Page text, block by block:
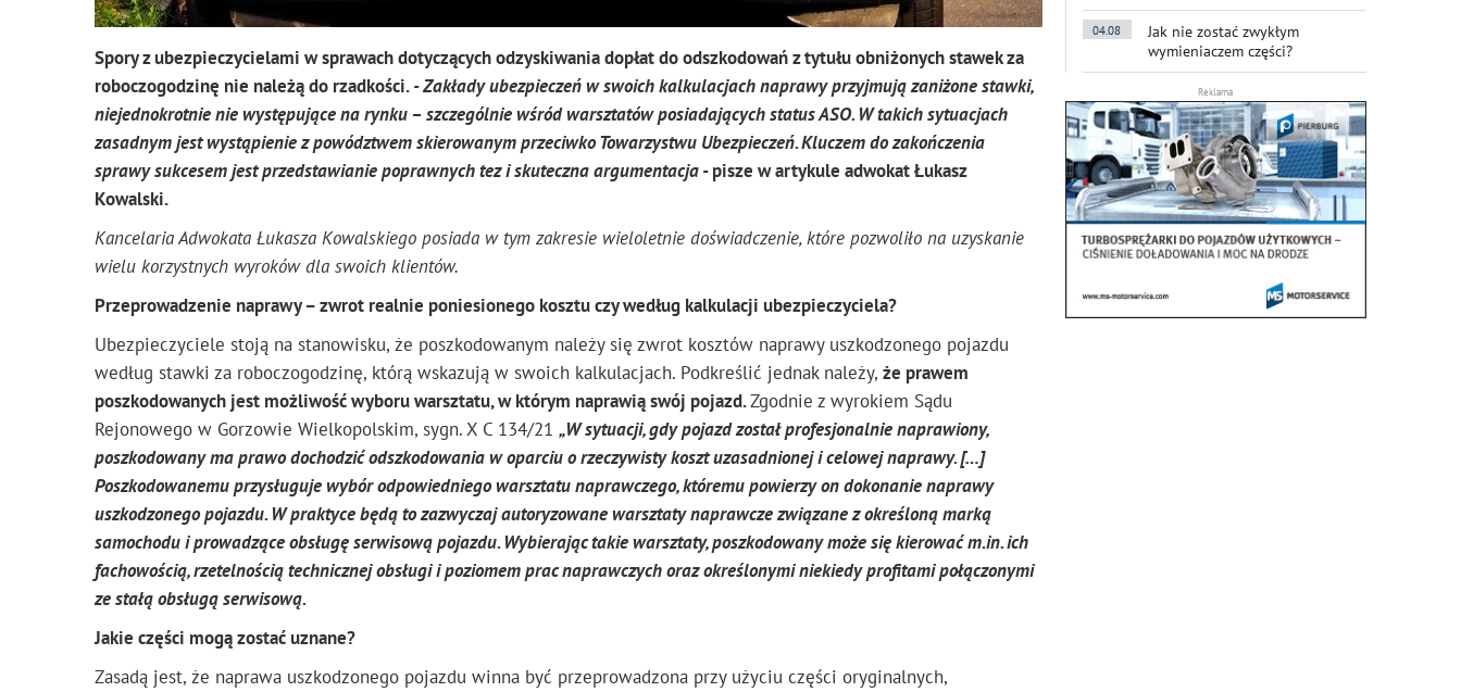
Spory z ubezpieczycielami w sprawach dotyczących odzyskiwania dopłat do odszkodowań z tytułu obniżonych stawek za
roboczogodzinę nie należą do rzadkości.- Zakłady ubezpieczeń w swoich kalkulacjach naprawy przyjmują zaniżone stawki,
niejednokrotnie nie występujące na rynku – szczególnie wśród warsztatów posiadających status ASO. W takich sytuacjach
zasadnym jest wystąpienie z powództwem skierowanym przeciwko Towarzystwu Ubezpieczeń. Kluczem do zakończenia
sprawy sukcesem jest przedstawianie poprawnych tez i skuteczna argumentacja -pisze w artykule adwokat Łukasz
Kowalski.
Kancelaria Adwokata Łukasza Kowalskiego posiada w tym zakresie wieloletnie doświadczenie, które pozwoliło na uzyskanie
wielu korzystnych wyroków dla swoich klientów.
Przeprowadzenie naprawy – zwrot realnie poniesionego kosztu czy według kalkulacji ubezpieczyciela?
Ubezpieczyciele stoją na stanowisku, że poszkodowanym należy się zwrot kosztów naprawy uszkodzonego pojazdu
według stawki za roboczogodzinę, którą wskazują w swoich kalkulacjach. Podkreślić jednak należy, że prawem
poszkodowanych jest możliwość wyboru warsztatu, w którym naprawią swój pojazd.Zgodnie z wyrokiem Sądu
Rejonowego w Gorzowie Wielkopolskim, sygn. X C 134/21 „W sytuacji, gdy pojazd został profesjonalnie naprawiony,
poszkodowany ma prawo dochodzić odszkodowania w oparciu o rzeczywisty koszt uzasadnionej i celowej naprawy. […]
Poszkodowanemu przysługuje wybór odpowiedniego warsztatu naprawczego, któremu powierzy on dokonanie naprawy
uszkodzonego pojazdu. W praktyce będą to zazwyczaj autoryzowane warsztaty naprawcze związane z określoną marką
samochodu i prowadzące obsługę serwisową pojazdu. Wybierając takie warsztaty, poszkodowany może się kierować m.in. ich
fachowością, rzetelnością technicznej obsługi i poziomem prac naprawczych oraz określonymi niekiedy profitami połączonymi
ze stałą obsługą serwisową.
Jakie części mogą zostać uznane?
Zasadą jest, że naprawa uszkodzonego pojazdu winna być przeprowadzona przy użyciu części oryginalnych,
04.08
Jak nie zostać zwykłym
wymieniaczem części?
Reklama